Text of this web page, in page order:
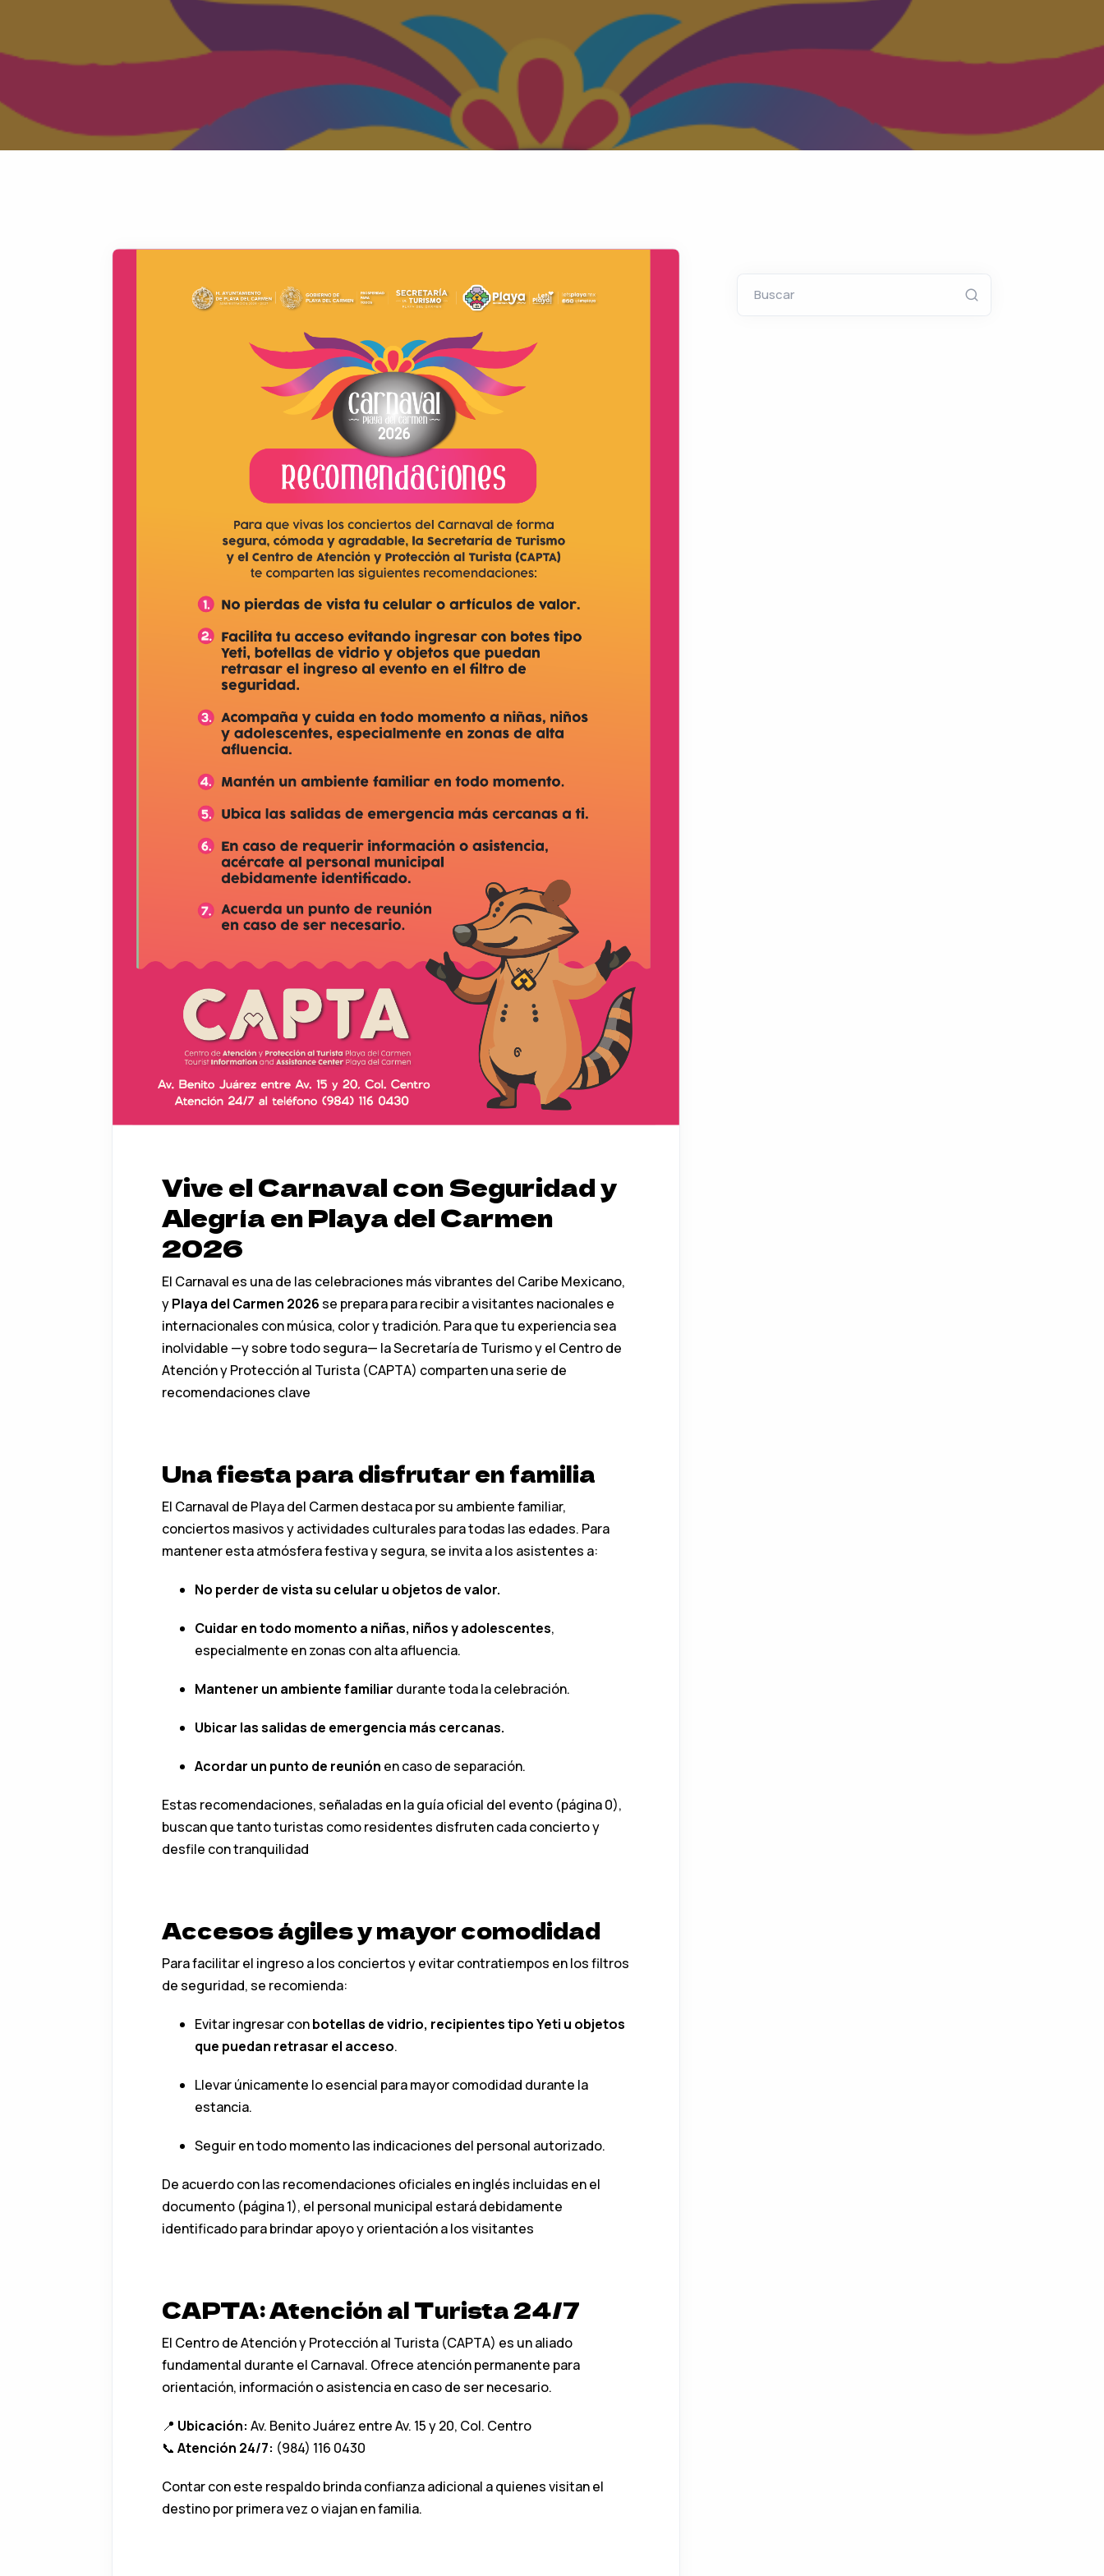
Vive el Carnaval con Seguridad y
Alegría en Playa del Carmen
2026
El Carnaval es una de las celebraciones más vibrantes del Caribe Mexicano,
yPlaya del Carmen 2026se prepara para recibir a visitantes nacionales e
internacionales con música, color y tradición. Para que tu experiencia sea
inolvidable —y sobre todo segura— la Secretaría de Turismo y el Centro de
Atención y Protección al Turista (CAPTA) comparten una serie de
recomendaciones clave
Una fiesta para disfrutar en familia
El Carnaval de Playa del Carmen destaca por su ambiente familiar,
conciertos masivos y actividades culturales para todas las edades. Para
mantener esta atmósfera festiva y segura, se invita a los asistentes a:
No perder de vista su celular u objetos de valor.
Cuidar en todo momento a niñas, niños y adolescentes,
especialmente en zonas con alta afluencia.
Mantener un ambiente familiar durante toda la celebración.
Ubicar las salidas de emergencia más cercanas.
Acordar un punto de reunión en caso de separación.
Estas recomendaciones, señaladas en la guía oficial del evento (página 0),
buscan que tanto turistas como residentes disfruten cada concierto y
desfile con tranquilidad
Accesos ágiles y mayor comodidad
Para facilitar el ingreso a los conciertos y evitar contratiempos en los filtros
de seguridad, se recomienda:
Evitar ingresar conbotellas de vidrio, recipientes tipo Yeti u objetos
que puedan retrasar el acceso.
Llevar únicamente lo esencial para mayor comodidad durante la
estancia.
Seguir en todo momento las indicaciones del personal autorizado.
De acuerdo con las recomendaciones oficiales en inglés incluidas en el
documento (página 1), el personal municipal estará debidamente
identificado para brindar apoyo y orientación a los visitantes
CAPTA: Atención al Turista 24/7
El Centro de Atención y Protección al Turista (CAPTA) es un aliado
fundamental durante el Carnaval. Ofrece atención permanente para
orientación, información o asistencia en caso de ser necesario.
📍 Ubicación: Av. Benito Juárez entre Av. 15 y 20, Col. Centro
📞 Atención 24/7: (984) 116 0430
Contar con este respaldo brinda confianza adicional a quienes visitan el
destino por primera vez o viajan en familia.
Buscar